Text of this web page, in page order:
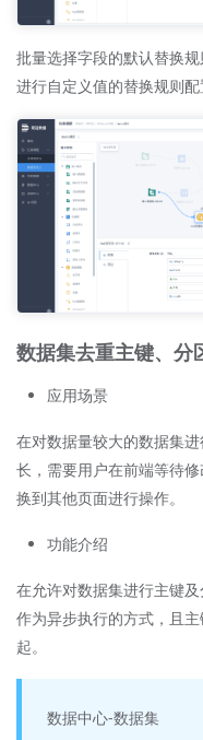
批量选择字段的默认替换
进行自定义值的替换规则配
数据集去重主键、分
应用场景
在对数据量较大的数据集
长，需要用户在前端等待
换到其他页面进行操作。
功能介绍
在允许对数据集进行主键
作为异步执行的方式，且
起。
数据中心-数据集